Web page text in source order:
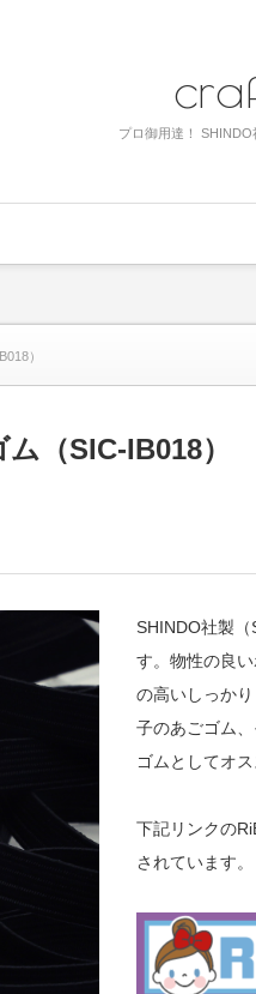
プロ御用達！
）
（SIC-IB018）
SHINDO社製
す。物性の良
の高いしっか
子のあごゴム
ゴムとしてオス
下記リンクの
されています。